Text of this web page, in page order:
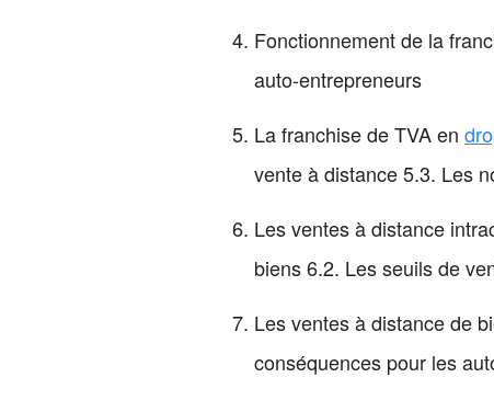
Fonctionnement de la
auto-entrepreneurs
La franchise de TVA en
vente à distance 5.3. Les
Les ventes à distance
biens 6.2. Les seuils de
Les ventes à distance de
conséquences pour les